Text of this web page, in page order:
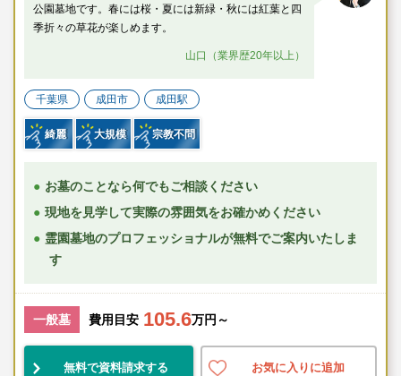
公園墓地です。春には桜・夏には新緑・秋には紅葉と四
季折々の草花が楽しめます。
山口（業界歴20年以上）
千葉県 成田市 成田駅
綺麗 大規模 宗教不問
お墓のことなら何でもご相談ください
現地を見学して実際の雰囲気をお確かめください
霊園墓地のプロフェッショナルが無料でご案内いたしま
す
一般墓 費用目安 105.6万円～
無料で資料請求する お気に入りに追加